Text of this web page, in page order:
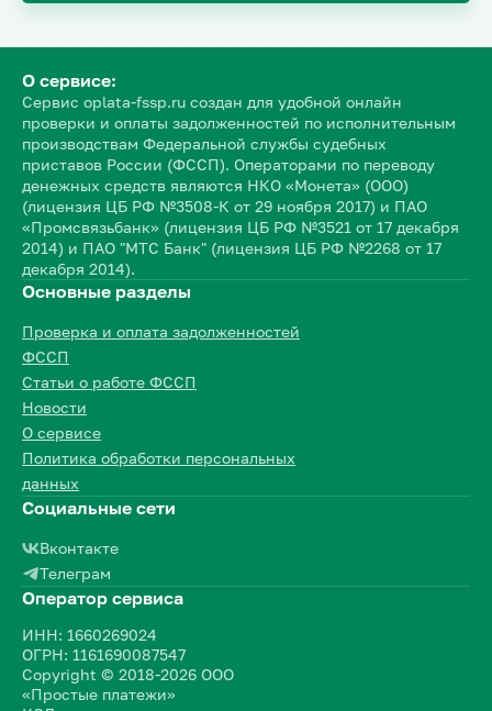
О сервисе:
Сервис oplata-fssp.ru создан для удобной онлайн
проверки и оплаты задолженностей по исполнительным
производствам Федеральной службы судебных
приставов России (ФССП). Операторами по переводу
денежных средств являются НКО «Монета» (ООО)
(лицензия ЦБ РФ №3508-К от 29 ноября 2017) и ПАО
«Промсвязьбанк» (лицензия ЦБ РФ №3521 от 17 декабря
2014) и ПАО "МТС Банк" (лицензия ЦБ РФ №2268 от 17
декабря 2014).
Основные разделы
Проверка и оплата задолженностей
ФССП
Статьи о работе ФССП
Новости
О сервисе
Политика обработки персональных
данных
Социальные сети
Вконтакте
Телеграм
Оператор сервиса
ИНН: 1660269024
ОГРН: 1161690087547
Copyright © 2018-2026 ООО
«Простые платежи»